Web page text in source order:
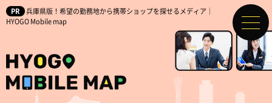
兵庫県版！希望の勤務地から携帯ショップを探せるメディア｜
HYOGO Mobile map